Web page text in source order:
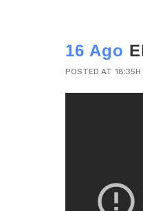
16 Ago
POSTED AT 18:35H